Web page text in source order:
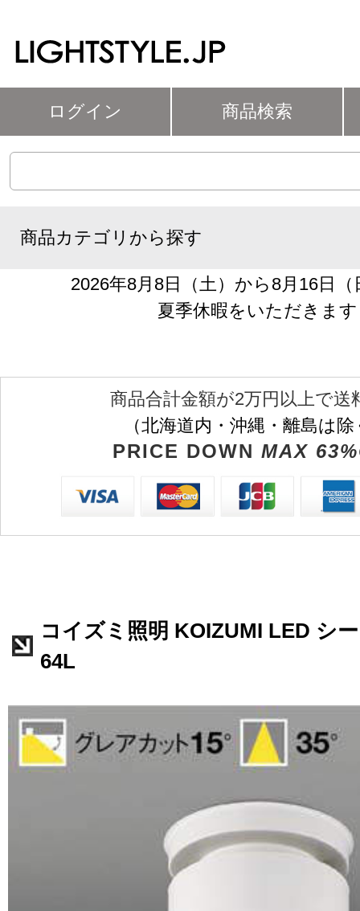
ログイン 商品検索
商品カテゴリから探す
2026年8月8日（土）から8月16日
夏季休暇をいただきます
商品合計金額が2万円以上で送
（北海道内・沖縄・離島は
PRICE DOWN MAX
コイズミ照明 KOIZUMI LED シ
64L